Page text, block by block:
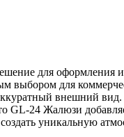
для оформления
выбором для
внешний вид.
GL-24 Жалюзи
уникальную